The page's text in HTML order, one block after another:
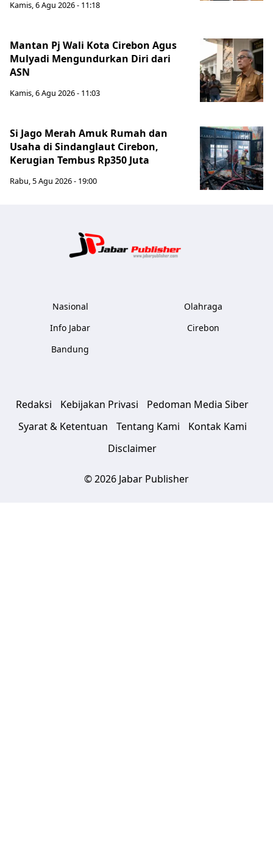
Kamis, 6 Agu 2026 - 11:18
Mantan Pj Wali Kota Cirebon Agus
Mulyadi Mengundurkan Diri dari
ASN
Kamis, 6 Agu 2026 - 11:03
Si Jago Merah Amuk Rumah dan
Usaha di Sindanglaut Cirebon,
Kerugian Tembus Rp350 Juta
Rabu, 5 Agu 2026 - 19:00
Nasional
Info Jabar
Bandung
Olahraga
Cirebon
Redaksi Kebijakan Privasi
Pedoman Media Siber
Syarat & Ketentuan
Tentang Kami
Kontak Kami
Disclaimer
© 2026 Jabar Publisher